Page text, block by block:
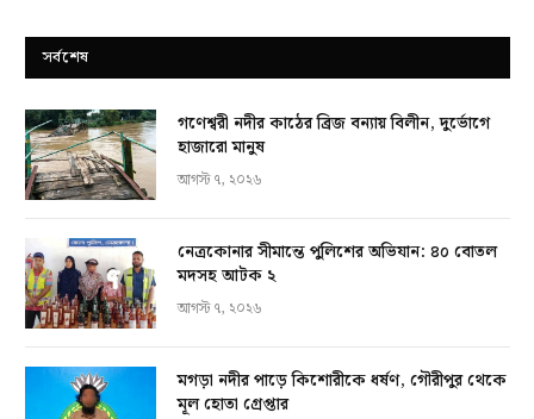
সর্বশেষ
গণেশ্বরী নদীর কাঠের ব্রিজ বন্যায় বিলীন, দুর্ভোগে
হাজারো মানুষ
আগস্ট ৭, ২০২৬
নেত্রকোনার সীমান্তে পুলিশের অভিযান: ৪০ বোতল
মদসহ আটক ২
আগস্ট ৭, ২০২৬
মগড়া নদীর পাড়ে কিশোরীকে ধর্ষণ, গৌরীপুর থেকে
মূল হোতা গ্রেপ্তার